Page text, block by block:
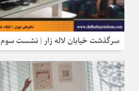
سرگذشت خیابان لاله‌ زار | نشست سوم